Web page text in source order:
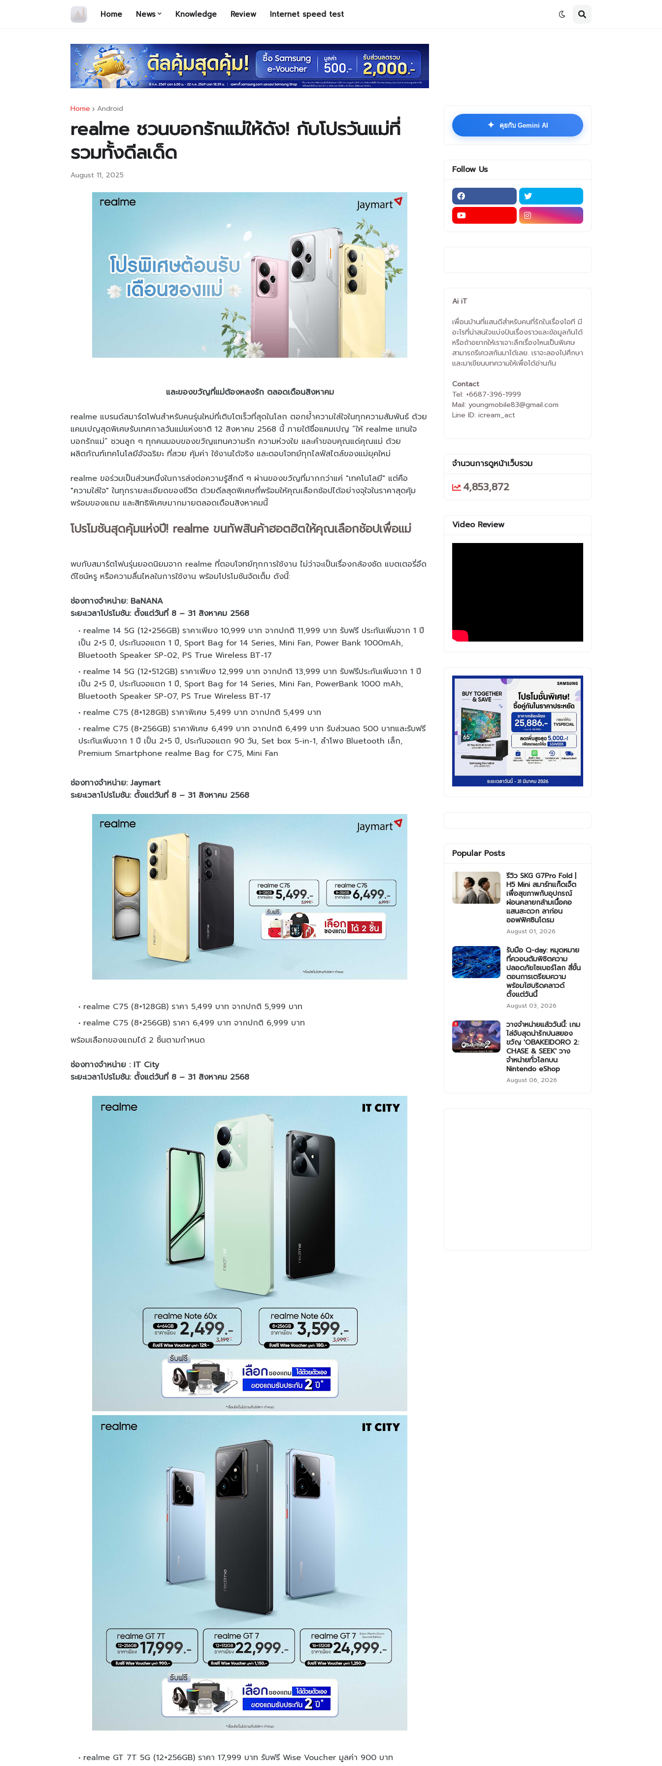
Home News Knowledge Review Internet speed test
Home Android
realme ชวนบอกรักแม่ให้ดัง! กับโปรวันแม่ที่
รวมทั้งดีลเด็ด
August 11, 2025
และของขวัญที่แม่ต้องหลงรัก ตลอดเดือนสิงหาคม
realme แบรนด์สมาร์ตโฟนสำหรับคนรุ่นใหม่ที่เติบโตเร็วที่สุดในโลก ตอกย้ำความใส่ใจในทุกความสัมพันธ์ ด้วย
แคมเปญสุดพิเศษรับเทศกาลวันแม่แห่งชาติ 12 สิงหาคม 2568 นี้ ภายใต้ชื่อแคมเปญ “ให้ realme แทนใจ
บอกรักแม่” ชวนลูก ๆ ทุกคนมอบของขวัญแทนความรัก ความห่วงใย และคำขอบคุณแด่คุณแม่ ด้วย
ผลิตภัณฑ์เทคโนโลยีอัจฉริยะ ที่สวย คุ้มค่า ใช้งานได้จริง และตอบโจทย์ทุกไลฟ์สไตล์ของแม่ยุคใหม่
realme ขอร่วมเป็นส่วนหนึ่งในการส่งต่อความรู้สึกดี ๆ ผ่านของขวัญที่มากกว่าแค่ "เทคโนโลยี" แต่คือ
"ความใส่ใจ" ในทุกรายละเอียดของชีวิต ด้วยดีลสุดพิเศษที่พร้อมให้คุณเลือกช้อปได้อย่างจุใจในราคาสุดคุ้ม
พร้อมของแถม และสิทธิพิเศษมากมายตลอดเดือนสิงหาคมนี้
โปรโมชันสุดคุ้มแห่งปี! realme ขนทัพสินค้าฮอตฮิตให้คุณเลือกช้อปเพื่อแม่
พบกับสมาร์ตโฟนรุ่นยอดนิยมจาก realme ที่ตอบโจทย์ทุกการใช้งาน ไม่ว่าจะเป็นเรื่องกล้องชัด แบตเตอรี่อึด
ดีไซน์หรู หรือความลื่นไหลในการใช้งาน พร้อมโปรโมชันจัดเต็ม ดังนี้:
ช่องทางจำหน่าย: BaNANA
ระยะเวลาโปรโมชัน: ตั้งแต่วันที่ 8 – 31 สิงหาคม 2568
realme 14 5G (12+256GB) ราคาเพียง 10,999 บาท จากปกติ 11,999 บาท รับฟรี ประกันเพิ่มจาก 1 ปี
เป็น 2+5 ปี, ประกันจอแตก 1 ปี, Sport Bag for 14 Series, Mini Fan, Power Bank 1000mAh,
Bluetooth Speaker SP-02, PS True Wireless BT-17
realme 14 5G (12+512GB) ราคาเพียง 12,999 บาท จากปกติ 13,999 บาท รับฟรีประกันเพิ่มจาก 1 ปี
เป็น 2+5 ปี, ประกันจอแตก 1 ปี, Sport Bag for 14 Series, Mini Fan, PowerBank 1000 mAh,
Bluetooth Speaker SP-07, PS True Wireless BT-17
realme C75 (8+128GB) ราคาพิเศษ 5,499 บาท จากปกติ 5,499 บาท
realme C75 (8+256GB) ราคาพิเศษ 6,499 บาท จากปกติ 6,499 บาท รับส่วนลด 500 บาทและรับฟรี
ประกันเพิ่มจาก 1 ปี เป็น 2+5 ปี, ประกันจอแตก 90 วัน, Set box 5-in-1, ลำโพง Bluetooth เล็ก,
Premium Smartphone realme Bag for C75, Mini Fan
ช่องทางจำหน่าย: Jaymart
ระยะเวลาโปรโมชัน: ตั้งแต่วันที่ 8 – 31 สิงหาคม 2568
realme C75 (8+128GB) ราคา 5,499 บาท จากปกติ 5,999 บาท
realme C75 (8+256GB) ราคา 6,499 บาท จากปกติ 6,999 บาท
พร้อมเลือกของแถมได้ 2 ชิ้นตามกำหนด
ช่องทางจำหน่าย : IT City
ระยะเวลาโปรโมชัน: ตั้งแต่วันที่ 8 – 31 สิงหาคม 2568
realme GT 7T 5G (12+256GB) ราคา 17,999 บาท รับฟรี Wise Voucher มูลค่า 900 บาท
✦ คุยกับ Gemini AI
Follow Us
Ai iT
เพื่อนบ้านที่แสนดีสำหรับคนที่รักในเรื่องไอที มี
อะไรที่น่าสนใจแบ่งปันเรื่องราวและข้อมูลกันได้
หรือถ้าอยากให้เราเจาะลึกเรื่องไหนเป็นพิเศษ
สามารถรีเควสกันมาได้เลย. เราจะลองไปศึกษา
และมาเขียนบทความให้เพื่อได้อ่านกัน
Contact
Tel: +6687-396-1999
Mail: youngmobile83@gmail.com
Line ID: icream_act
จำนวนการดูหน้าเว็บรวม
4,853,872
Video Review
Popular Posts
รีวิว SKG G7Pro Fold |
H5 Mini สมาร์ทแก็ดเจ็ต
เพื่อสุขภาพกับอุปกรณ์
ผ่อนคลายกล้ามเนื้อคอ
แสนสะดวก ลาก่อน
ออฟฟิศซินโดรม
August 01, 2026
รับมือ Q-day: หมุดหมาย
ที่ควอนตัมพิชิตความ
ปลอดภัยไซเบอร์โลก สี่ขั้น
ตอนการเตรียมความ
พร้อมไฮบริดคลาวด์
ตั้งแต่วันนี้
August 03, 2026
วางจำหน่ายแล้ววันนี้: เกม
ไล่จับสุดน่ารักปนสยอง
ขวัญ 'OBAKEIDORO 2:
CHASE & SEEK' วาง
จำหน่ายทั่วโลกบน
Nintendo eShop
August 06, 2026